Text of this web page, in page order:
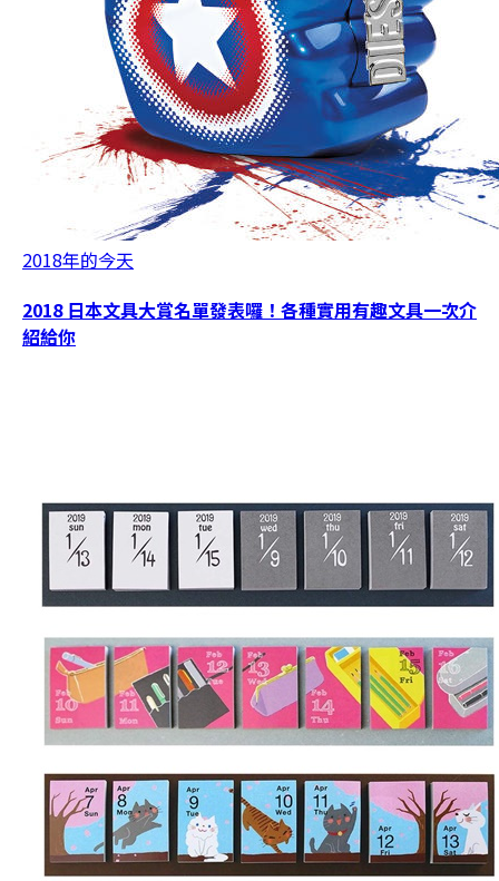
2018年的今天
2018 日本文具大賞名單發表囉！各種實用有趣文具一次介
紹給你